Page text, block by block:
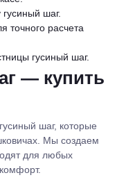
шаг.
точного расчета
гусиный шаг.
— купить
шаг, которые
Мы создаем
для любых